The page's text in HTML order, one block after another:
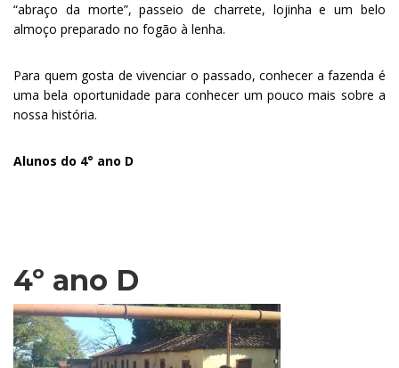
“abraço da morte”, passeio de charrete, lojinha e um belo
almoço preparado no fogão à lenha.
Para quem gosta de vivenciar o passado, conhecer a fazenda é
uma bela oportunidade para conhecer um pouco mais sobre a
nossa história.
Alunos do 4° ano D
4º ano D